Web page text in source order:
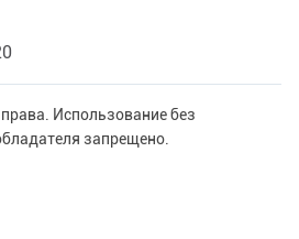
Использование без
запрещено.